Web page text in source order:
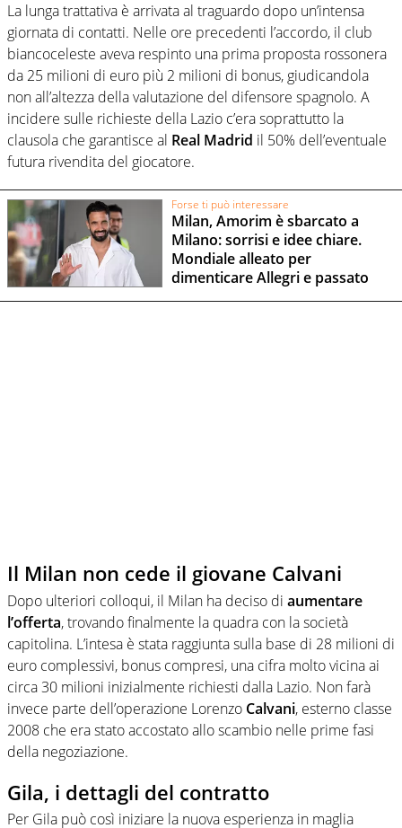
La lunga trattativa è arrivata al traguardo dopo un’intensa
giornata di contatti. Nelle ore precedenti l’accordo, il club
biancoceleste aveva respinto una prima proposta rossonera
da 25 milioni di euro più 2 milioni di bonus, giudicandola
non all’altezza della valutazione del difensore spagnolo. A
incidere sulle richieste della Lazio c’era soprattutto la
clausola che garantisce al Real Madrid il 50% dell’eventuale
futura rivendita del giocatore.
Forse ti può interessare
Milan, Amorim è sbarcato a
Milano: sorrisi e idee chiare.
Mondiale alleato per
dimenticare Allegri e passato
Il Milan non cede il giovane Calvani
Dopo ulteriori colloqui, il Milan ha deciso di aumentare
l’offerta, trovando finalmente la quadra con la società
capitolina. L’intesa è stata raggiunta sulla base di 28 milioni di
euro complessivi, bonus compresi, una cifra molto vicina ai
circa 30 milioni inizialmente richiesti dalla Lazio. Non farà
invece parte dell’operazione Lorenzo Calvani, esterno classe
2008 che era stato accostato allo scambio nelle prime fasi
della negoziazione.
Gila, i dettagli del contratto
Per Gila può così iniziare la nuova esperienza in maglia